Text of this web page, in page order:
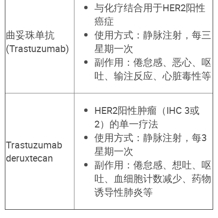
曲妥珠单抗
(Trastuzumab)
与化疗结合用于HER2阳性
癌症
使用方式：静脉注射，每三
星期一次
副作用：倦怠感、恶心、呕
吐、输注反应、心脏毒性等
Trastuzumab
deruxtecan
HER2阳性肿瘤（IHC 3或
2）的单一疗法
使用方式：静脉注射，每3
星期一次
副作用：倦怠感、想吐、呕
吐、血细胞计数减少、药物
诱导性肺炎等